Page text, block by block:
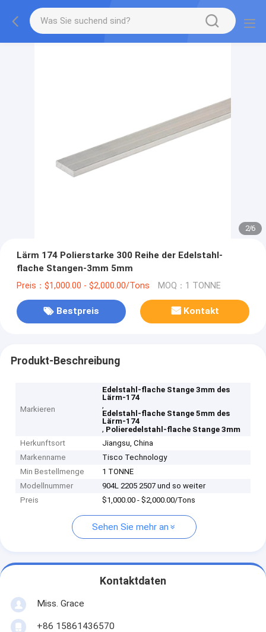
2/6
Lärm 174 Polierstarke 300 Reihe der Edelstahl-
flache Stangen-3mm 5mm
Preis：$1,000.00 - $2,000.00/Tons MOQ：1 TONNE
Bestpreis Kontakt
Produkt-Beschreibung
Markieren
Edelstahl-flache Stange 3mm des
Lärm-174
,
Edelstahl-flache Stange 5mm des
Lärm-174
, Polieredelstahl-flache Stange 3mm
Herkunftsort
Jiangsu, China
Markenname
Tisco Technology
Min Bestellmenge
1 TONNE
Modellnummer
904L 2205 2507 und so weiter
Preis
$1,000.00 - $2,000.00/Tons
Sehen Sie mehr an
Kontaktdaten
Miss. Grace
+86 15861436570